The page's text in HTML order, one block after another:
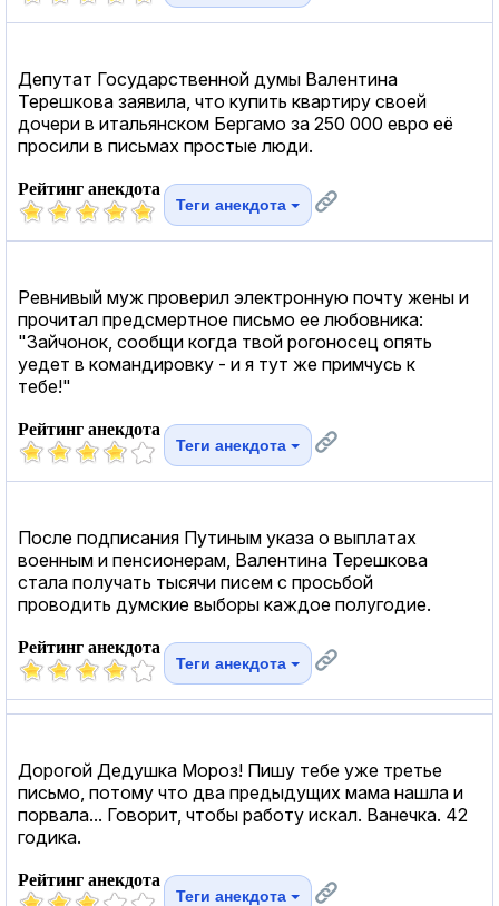
Депутат Государственной думы Валентина
Терешкова заявила, что купить квартиру своей
дочери в итальянском Бергамо за 250 000 евро её
просили в письмах простые люди.
Рейтинг анекдота
Теги анекдота
Ревнивый муж проверил электронную почту жены и
прочитал предсмертное письмо ее любовника:
"Зайчонок, сообщи когда твой рогоносец опять
уедет в командировку - и я тут же примчусь к
тебе!"
Рейтинг анекдота
Теги анекдота
После подписания Путиным указа о выплатах
военным и пенсионерам, Валентина Терешкова
стала получать тысячи писем с просьбой
проводить думские выборы каждое полугодие.
Рейтинг анекдота
Теги анекдота
Дорогой Дедушка Мороз! Пишу тебе уже третье
письмо, потому что два предыдущих мама нашла и
порвала... Говорит, чтобы работу искал. Ванечка. 42
годика.
Рейтинг анекдота
Теги анекдота